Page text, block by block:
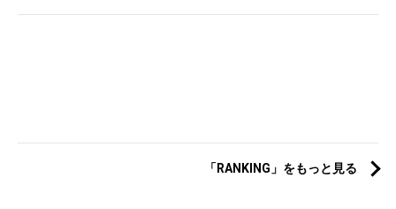
「RANKING」をもっと見る